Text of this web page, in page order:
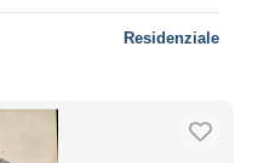
Residenziale